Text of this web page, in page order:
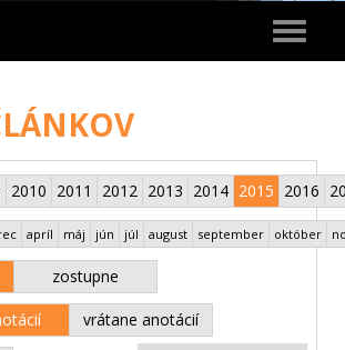
Toggle
2010 2011 2012 2013 2014 2015 2016
apríl máj jún júl august september október
zostupne
vrátane anotácií